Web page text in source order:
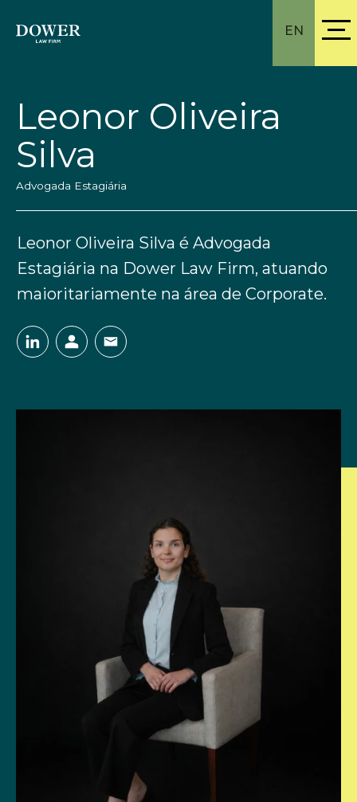
EN
Leonor Oliveira
Silva
Advogada Estagiária
Leonor Oliveira Silva é Advogada
Estagiária na Dower Law Firm, atuando
maioritariamente na área de Corporate.